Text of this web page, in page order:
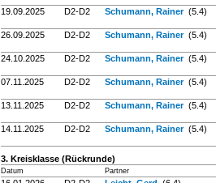
19.09.2025 D2-D2 Schumann, Rainer (5.4)
26.09.2025 D2-D2 Schumann, Rainer (5.4)
24.10.2025 D2-D2 Schumann, Rainer (5.4)
07.11.2025 D2-D2 Schumann, Rainer (5.4)
13.11.2025 D2-D2 Schumann, Rainer (5.4)
14.11.2025 D2-D2 Schumann, Rainer (5.4)
3. Kreisklasse (Rückrunde)
Datum Partner